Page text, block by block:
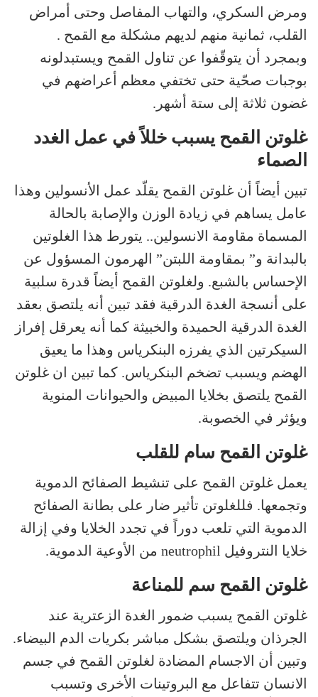
ومرض السكري، والتهاب المفاصل وحتى أمراض
القلب، ثمانية منهم لديهم مشكلة مع القمح .
وبمجرد أن يتوقّفوا عن تناول القمح ويستبدلونه
بوجبات صحّية حتى تختفي معظم أعراضهم في
غضون ثلاثة إلى ستة أشهر.
غلوتن القمح يسبب خللاً في عمل الغدد
الصماء
تبين أيضاً أن غلوتن القمح يقلّد عمل الأنسولين وهذا
عامل يساهم في زيادة الوزن والإصابة بالحالة
المسماة مقاومة الانسولين.. يتورط هذا الغلوتين
بالبدانة و” بمقاومة اللبتن” الهرمون المسؤول عن
الإحساس بالشبع. ولغلوتن القمح أيضاً قدرة سلبية
على أنسجة الغدة الدرقية فقد تبين أنه يلتصق بعقد
الغدة الدرقية الحميدة والخبيثة كما أنه يعرقل إفراز
السيكرتين الذي يفرزه البنكرياس وهذا ما يعيق
الهضم ويسبب تضخم البنكرياس. كما تبين ان غلوتن
القمح يلتصق بخلايا المبيض والحيوانات المنوية
ويؤثر في الخصوبة.
غلوتن القمح سام للقلب
يعمل غلوتن القمح على تنشيط الصفائح الدموية
وتجمعها. فللغلوتن تأثير ضار على بطانة الصفائح
الدموية التي تلعب دوراً في تجدد الخلايا وفي إزالة
خلايا النتروفيل neutrophil من الأوعية الدموية.
غلوتن القمح سم للمناعة
غلوتن القمح يسبب ضمور الغدة الزعترية عند
الجرذان ويلتصق بشكل مباشر بكريات الدم البيضاء.
وتبين أن الاجسام المضادة لغلوتن القمح في جسم
الانسان تتفاعل مع البروتينات الأخرى وتسبب